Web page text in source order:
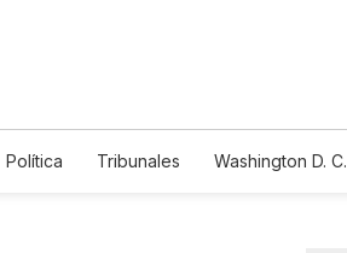
Política Tribunales Washington D. C.